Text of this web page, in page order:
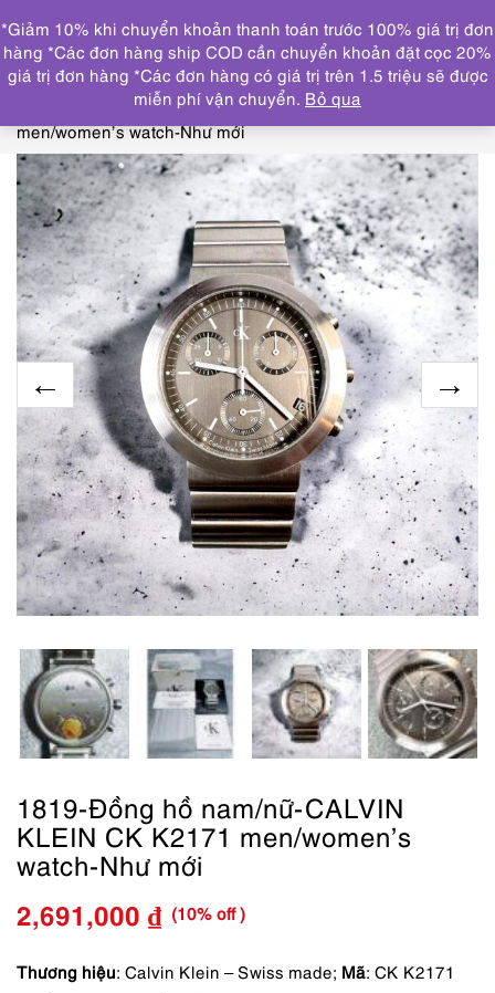
DANH MỤC
Trang chủ THƯƠNG HIỆU NỔI BẬT
CALVIN
1819-Đồng hồ nam/nữ-CALVIN KLEIN CK K2171
men/women’s watch-Như mới
1819-Đồng hồ nam/nữ-CALVIN
KLEIN CK K2171 men/women’s
watch-Như mới
Giá
gốc
2,691,000 ₫
Giá
hiện
(10% off )
Thương hiệu: Calvin Klein – Swiss made; Mã: CK K2171
*Giảm 10% khi chuyển khoản thanh toán trước 100% giá trị đơn
hàng *Các đơn hàng ship COD cần chuyển khoản đặt cọc 20%
giá trị đơn hàng *Các đơn hàng có giá trị trên 1.5 triệu sẽ được
miễn phí vận chuyển. Bỏ qua